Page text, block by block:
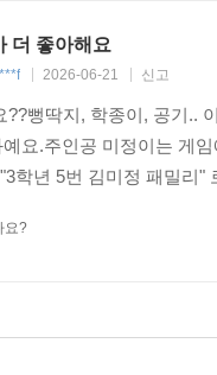
더 좋아해요
2026-06-21 신고
??뻥딱지, 학종이, 공기..
요.주인공 미정이는 게
학년 5번 김미정 패밀리
요?